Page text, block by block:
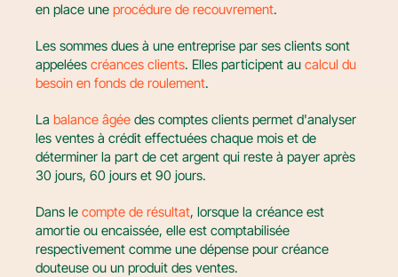
en place une procédure de recouvrement.
Les sommes dues à une entreprise par ses clients sont
appelées créances clients. Elles participent au calcul du
besoin en fonds de roulement.
La balance âgée des comptes clients permet d'analyser
les ventes à crédit effectuées chaque mois et de
déterminer la part de cet argent qui reste à payer après
30 jours, 60 jours et 90 jours.
Dans le compte de résultat, lorsque la créance est
amortie ou encaissée, elle est comptabilisée
respectivement comme une dépense pour créance
douteuse ou un produit des ventes.